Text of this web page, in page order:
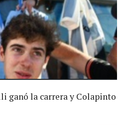
ganó la carrera y Colapinto